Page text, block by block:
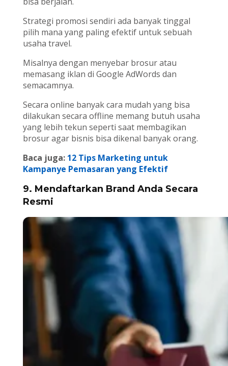
Strategi promosi sendiri ada banyak tinggal
pilih mana yang paling efektif untuk sebuah
usaha travel.
Misalnya dengan menyebar brosur atau
memasang iklan di Google AdWords dan
semacamnya.
Secara online banyak cara mudah yang bisa
dilakukan secara offline memang butuh usaha
yang lebih tekun seperti saat membagikan
brosur agar bisnis bisa dikenal banyak orang.
Baca juga: 12 Tips Marketing untuk
Kampanye Pemasaran yang Efektif
9. Mendaftarkan Brand Anda Secara
Resmi